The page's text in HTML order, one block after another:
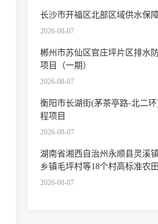
长沙市开福区北部区域供水保
2026-08-07
郴州市苏仙区官庄坪片区排水
项目（一期）
2026-08-07
衡阳市长湖街(茅茶亭路-北二
程项目
2026-08-07
湖南省湘西自治州永顺县灵溪
乡镇毛坪村等18个村高标准农
目(二〇二五年)湖南省湘西自治
2026-08-07